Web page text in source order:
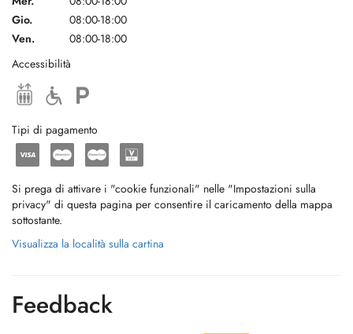
Gio.
08:00-18:00
Ven.
08:00-18:00
Accessibilità
Tipi di pagamento
Si prega di attivare i "cookie funzionali" nelle "Impostazioni sulla
privacy" di questa pagina per consentire il caricamento della mappa
sottostante.
Visualizza la località sulla cartina
Feedback